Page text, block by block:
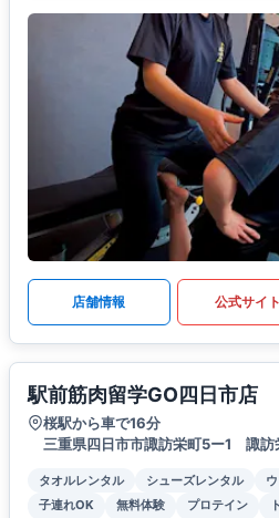
店舗情報 公式サイト
駅前筋肉留学GO四日市店
桜駅から車で16分
三重県四日市市諏訪栄町5ー1 諏訪
タオルレンタル シューズレンタル
子連れOK
無料体験 プロテイン